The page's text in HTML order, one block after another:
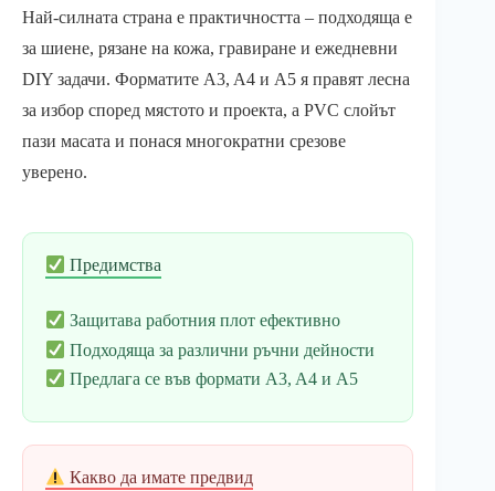
Най-силната страна е практичността – подходяща е
за шиене, рязане на кожа, гравиране и ежедневни
DIY задачи. Форматите A3, A4 и A5 я правят лесна
за избор според мястото и проекта, а PVC слойът
пази масата и понася многократни срезове
уверено.
Предимства
Защитава работния плот ефективно
Подходяща за различни ръчни дейности
Предлага се във формати A3, A4 и A5
Какво да имате предвид